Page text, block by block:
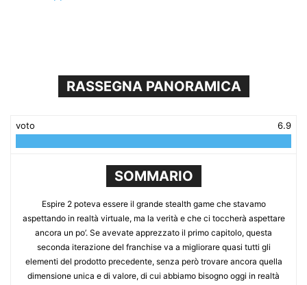
RASSEGNA PANORAMICA
voto 6.9
SOMMARIO
Espire 2 poteva essere il grande stealth game che stavamo
aspettando in realtà virtuale, ma la verità e che ci toccherà aspettare
ancora un po’. Se avevate apprezzato il primo capitolo, questa
seconda iterazione del franchise va a migliorare quasi tutti gli
elementi del prodotto precedente, senza però trovare ancora quella
dimensione unica e di valore, di cui abbiamo bisogno oggi in realtà